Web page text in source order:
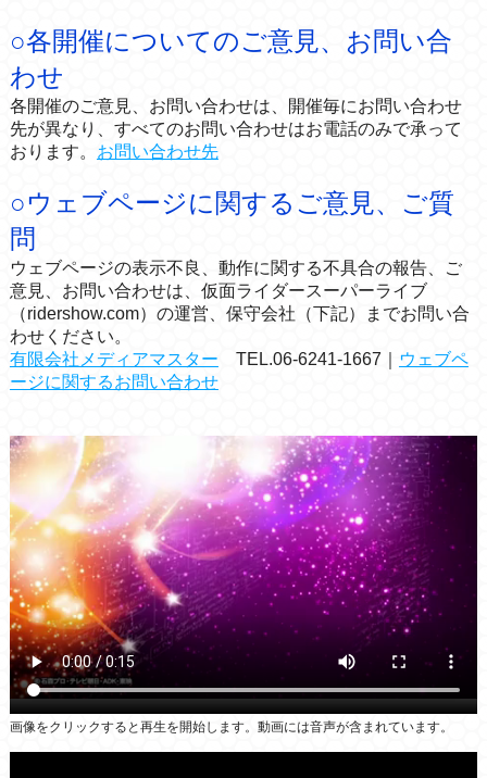
○各開催についてのご意見、お問い合
わせ
各開催のご意見、お問い合わせは、開催毎にお問い合わせ
先が異なり、すべてのお問い合わせはお電話のみで承って
おります。 お問い合わせ先
○ウェブページに関するご意見、ご質
問
ウェブページの表示不良、動作に関する不具合の報告、ご
意見、お問い合わせは、仮面ライダースーパーライブ
（ridershow.com）の運営、保守会社（下記）までお問い合
わせください。
有限会社メディアマスター TEL.06-6241-1667｜ ウェブペ
ージに関するお問い合わせ
画像をクリックすると再生を開始します。動画には音声が含まれています。